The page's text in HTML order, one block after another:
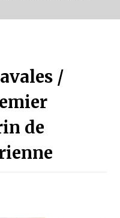
plus là (17e partie)
du M’zab
/
de